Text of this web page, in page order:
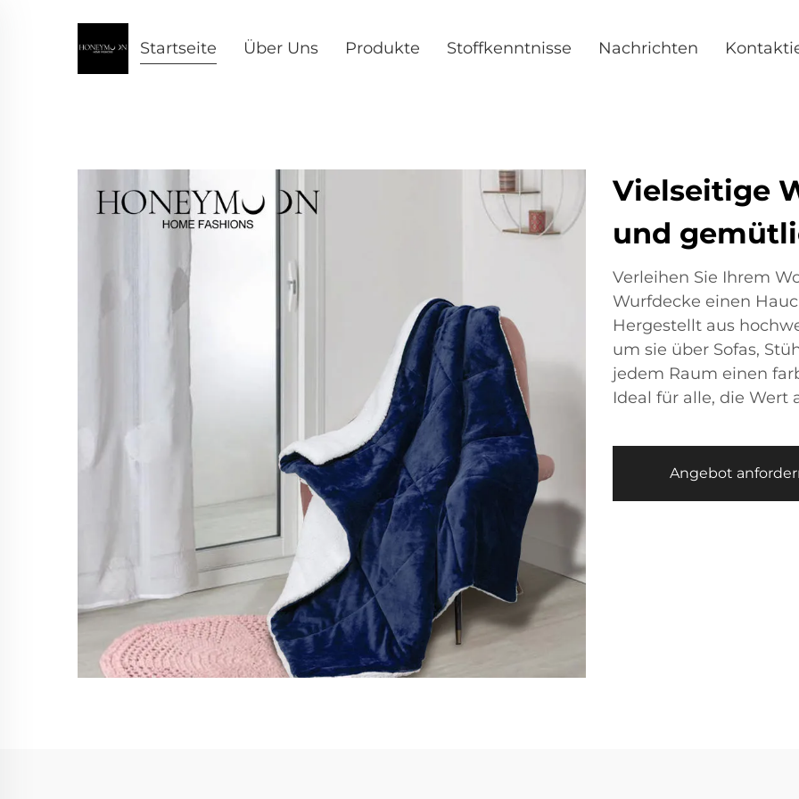
Startseite Über Uns Produkte Stoffkenntnisse Nachrichten
Vielseitige
und
Verleihen Sie Ihrem
Wurfdecke einen
Hergestellt aus
um sie über Sofas,
jedem Raum einen
Ideal für alle, die
Angebot